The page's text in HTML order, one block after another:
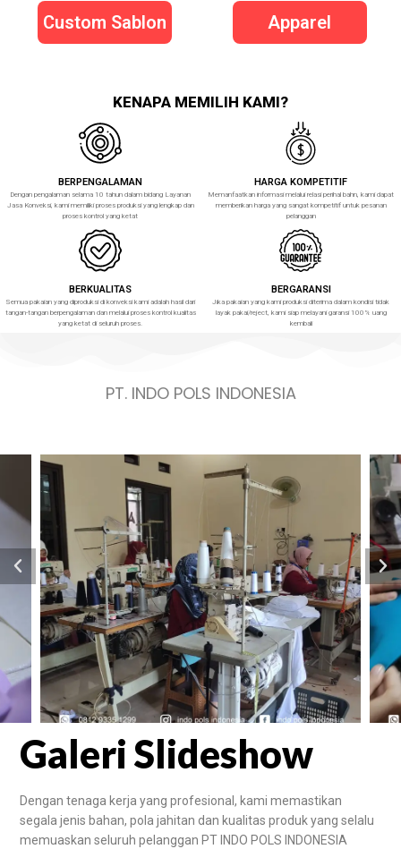
Custom Sablon Apparel
KENAPA MEMILIH KAMI?
BERPENGALAMAN
Dengan pengalaman selama 10 tahun dalam bidang Layanan
Jasa Konveksi, kami memiliki proses produksi yang lengkap dan
proses kontrol yang ketat
HARGA KOMPETITIF
Memanfaatkan informasi melalui relasi perihal bahn, kami dapat
memberikan harga yang sangat kompetitif untuk pesanan
pelanggan
BERKUALITAS
Semua pakaian yang diproduksi di konveksi kami adalah hasil dari
tangan-tangan berpengalaman dan melalui proses kontrol kualitas
yang ketat di seluruh proses.
BERGARANSI
Jika pakaian yang kami produksi diterima dalam kondisi tidak
layak pakai/reject, kami siap melayani garansi 100% uang
kembali
PT. INDO POLS INDONESIA
Galeri Slideshow
Dengan tenaga kerja yang profesional, kami memastikan
segala jenis bahan, pola jahitan dan kualitas produk yang selalu
memuaskan seluruh pelanggan PT INDO POLS INDONESIA